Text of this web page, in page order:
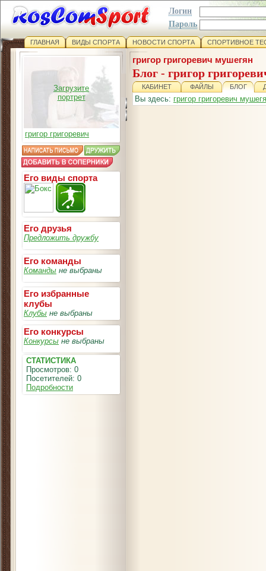
Логин
Пароль
ГЛАВНАЯ ВИДЫ СПОРТА НОВОСТИ СПОРТА СПОРТИВНОЕ
Загрузите
портрет
григор григоревич
Его виды спорта
Его друзья
Предложить дружбу
Его команды
Команды не выбраны
Его избранные
клубы
Клубы не выбраны
Его конкурсы
Конкурсы не выбраны
СТАТИСТИКА
Просмотров: 0
Посетителей: 0
Подробности
григор григоревич мушегян
Блог - григор
КАБИНЕТ ФАЙЛЫ БЛОГ
Вы здесь: григор григоревич